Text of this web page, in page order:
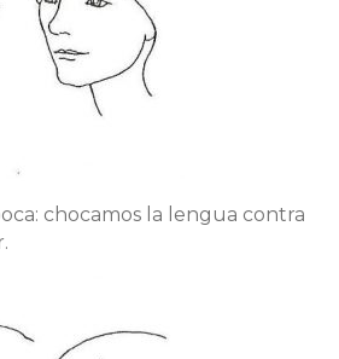
chocamos la lengua contra